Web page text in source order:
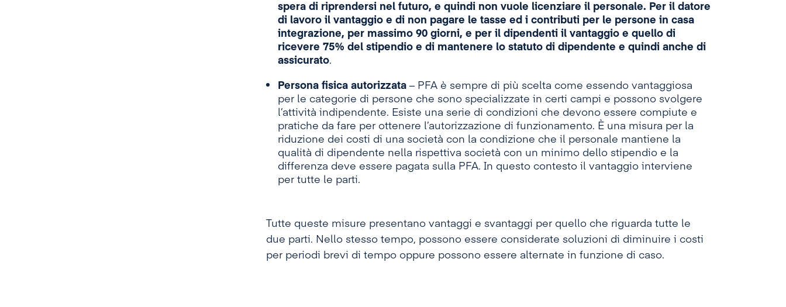
spera di riprendersi nel futuro, e quindi non vuole licenziare il personale. Per il datore
di lavoro il vantaggio e di non pagare le tasse ed i contributi per le persone in casa
integrazione, per massimo 90 giorni, e per il dipendenti il vantaggio e quello di
ricevere 75% del stipendio e di mantenere lo statuto di dipendente e quindi anche di
assicurato.
Persona fisica autorizzata– PFA è sempre di più scelta come essendo vantaggiosa
per le categorie di persone che sono specializzate in certi campi e possono svolgere
l’attività indipendente. Esiste una serie di condizioni che devono essere compiute e
pratiche da fare per ottenere l’autorizzazione di funzionamento. È una misura per la
riduzione dei costi di una società con la condizione che il personale mantiene la
qualità di dipendente nella rispettiva società con un minimo dello stipendio e la
differenza deve essere pagata sulla PFA. In questo contesto il vantaggio interviene
per tutte le parti.
Tutte queste misure presentano vantaggi e svantaggi per quello che riguarda tutte le
due parti. Nello stesso tempo, possono essere considerate soluzioni di diminuire i costi
per periodi brevi di tempo oppure possono essere alternate in funzione di caso.